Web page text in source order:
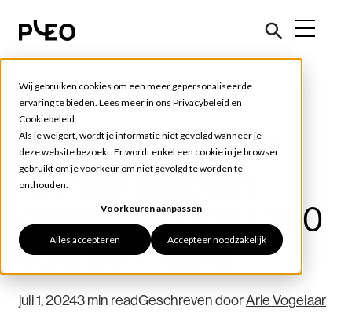
Wij gebruiken cookies om een meer gepersonaliseerde
ervaring te bieden. Lees meer in ons Privacybeleid en
Cookiebeleid.
Als je weigert, wordt je informatie niet gevolgd wanneer je
deze website bezoekt. Er wordt enkel een cookie in je browser
gebruikt om je voorkeur om niet gevolgd te worden te
onthouden.
Voorkeuren aanpassen
Alles accepteren Accepteer noodzakelijk
Verhalen van klanten
CEO Ulrich Svarrer:
“Bonzer bespaart
dankzij Pleo zo’n 1,350
euro per maand”
juli 1, 20243 min readGeschreven doorArie Vogelaar